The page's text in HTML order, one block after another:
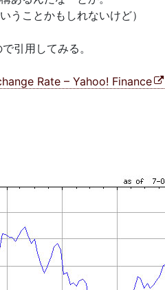
うことかもしれないけど）
引用してみる。
Rate – Yahoo! Finance